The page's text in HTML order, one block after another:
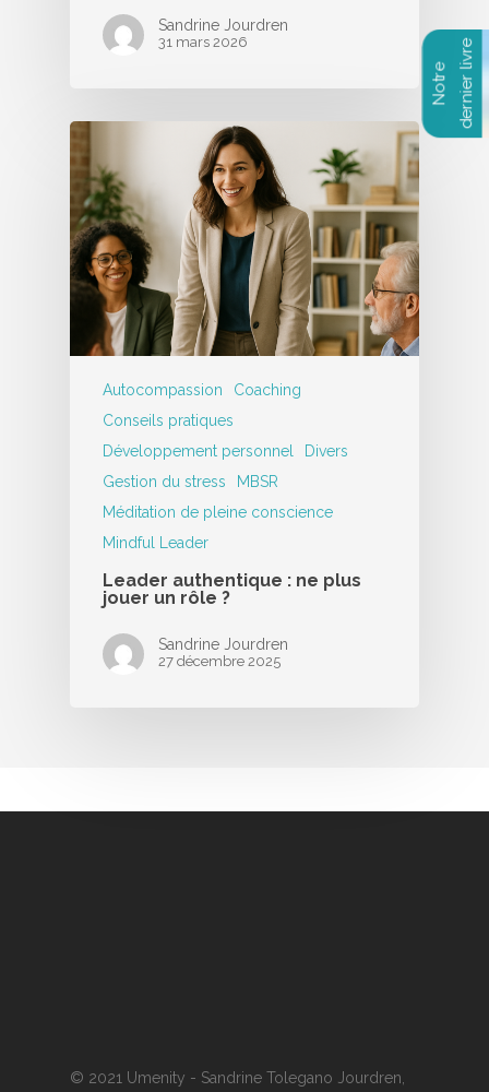
Sandrine Jourdren
31 mars 2026
Autocompassion
Coaching
Conseils pratiques
Développement personnel
Divers
Gestion du stress
MBSR
Méditation de pleine conscience
Mindful Leader
Leader authentique : ne plus
jouer un rôle ?
Sandrine Jourdren
27 décembre 2025
© 2021 Umenity - Sandrine Tolegano Jourdren,